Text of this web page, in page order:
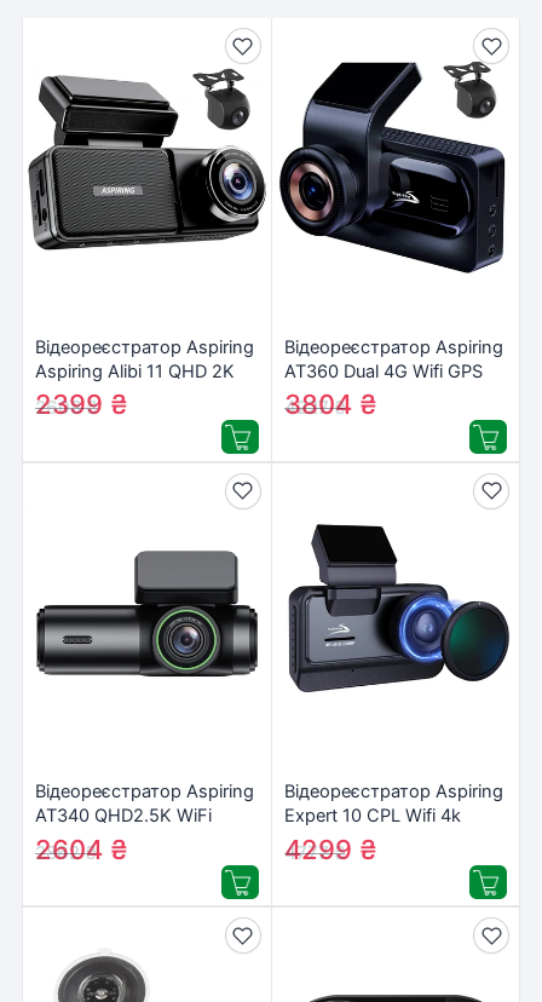
Відеореєстратор Aspiring
Aspiring Alibi 11 QHD 2K
Dual WiFi
2608₴
2399 ₴
Відеореєстратор Aspiring
AT360 Dual 4G Wifi GPS
(Aspiring AT360 Dual 4G
Wifi GPS)
4227₴
3804 ₴
Відеореєстратор Aspiring
AT340 QHD2.5K WiFi
(Aspiring AT340 QHD2.5K,
WiFi)
2862₴
2604 ₴
Відеореєстратор Aspiring
Expert 10 CPL Wifi 4k
(Aspiring Expert 10 CPL
Wifi 4k)
4777₴
4299 ₴